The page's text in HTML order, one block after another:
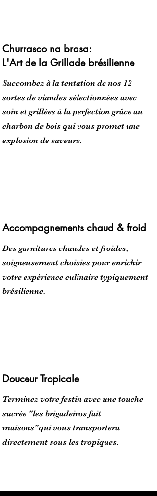
Churrasco na brasa:
L'Art de la Grillade brésilienne
Succombez à la tentation de nos 12
sortes de viandes sélectionnées avec
soin et grillées à la perfection grâce au
charbon de bois qui vous promet une
explosion de saveurs.
Accompagnements chaud & froid
Des garnitures chaudes et froides,
soigneusement choisies pour enrichir
votre expérience culinaire typiquement
brésilienne.
Douceur Tropicale
Terminez votre festin avec une touche
sucrée "les brigadeiros fait
maisons"qui vous transportera
directement sous les tropiques.